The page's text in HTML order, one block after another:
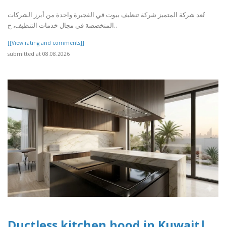
تُعد شركة المتميز شركة تنظيف بيوت في الفجيرة واحدة من أبرز الشركات
المتخصصة في مجال خدمات التنظيف، ح..
[[View rating and comments]]
submitted at 08.08.2026